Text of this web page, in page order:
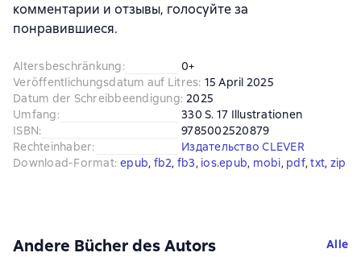
комментарии и отзывы, голосуйте за
понравившиеся.
Altersbeschränkung:
0+
Veröffentlichungsdatum auf Litres: 15 April 2025
Datum der Schreibbeendigung: 2025
Umfang:
330 S. 17 Illustrationen
ISBN:
9785002520879
Rechteinhaber:
Издательство CLEVER
Download-Format: epub, fb2, fb3, ios.epub, mobi, pdf, txt, zip
Andere Bücher des Autors Alle